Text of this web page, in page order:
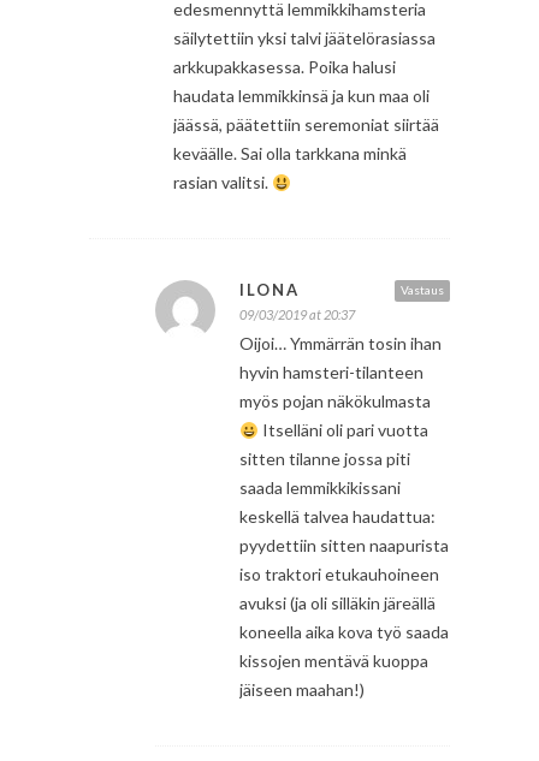
edesmennyttä lemmikkihamsteria
säilytettiin yksi talvi jäätelörasiassa
arkkupakkasessa. Poika halusi
haudata lemmikkinsä ja kun maa oli
jäässä, päätettiin seremoniat siirtää
keväälle. Sai olla tarkkana minkä
rasian valitsi.
Vastaus
ILONA
09/03/2019 at 20:37
Oijoi… Ymmärrän tosin ihan
hyvin hamsteri-tilanteen
myös pojan näkökulmasta
Itselläni oli pari vuotta
sitten tilanne jossa piti
saada lemmikkikissani
keskellä talvea haudattua:
pyydettiin sitten naapurista
iso traktori etukauhoineen
avuksi (ja oli silläkin järeällä
koneella aika kova työ saada
kissojen mentävä kuoppa
jäiseen maahan!)